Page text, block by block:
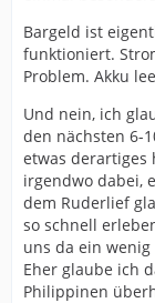
Bargeld ist
funktioniert.
Problem. Akku
Und nein, ich
den nächsten 6-
etwas derartiges
irgendwo dabei,
dem Ruderlief
so schnell
uns da ein
Eher glaube ich
Philippinen